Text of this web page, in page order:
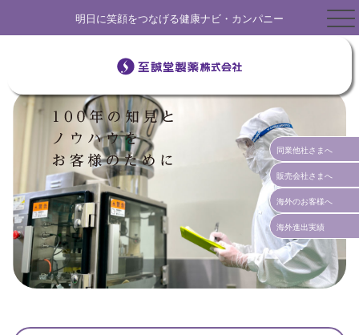
明日に笑顔をつなげる健康ナビ・カンパニー
同業他社さまへ
販売会社さまへ
海外のお客様へ
海外進出実績